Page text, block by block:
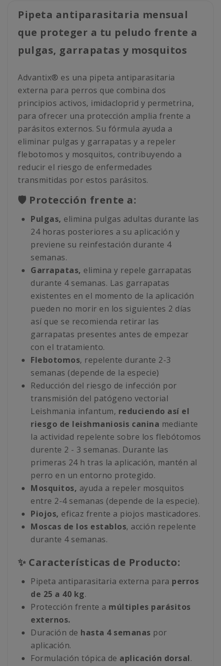
Pipeta antiparasitaria mensual
que proteger a tu peludo frente a
pulgas, garrapatas y mosquitos
Advantix® es una pipeta antiparasitaria
externa para perros que combina dos
principios activos, imidacloprid y permetrina,
para ofrecer una protección amplia frente a
parásitos externos. Su fórmula ayuda a
eliminar pulgas y garrapatas y a repeler
flebotomos y mosquitos, contribuyendo a
reducir el riesgo de enfermedades
transmitidas por estos parásitos.
🛡️ Protección frente a:
Pulgas, elimina pulgas adultas durante las
24 horas posteriores a su aplicación y
previene su reinfestación durante 4
semanas.
Garrapatas, elimina y repele garrapatas
durante 4 semanas. Las garrapatas
existentes en el momento de la aplicación
pueden no morir en los siguientes 2 días
así que se recomienda retirar las
garrapatas presentes antes de empezar
con el tratamiento.
Flebotomos, repelente durante 2-3
semanas (depende de la especie)
Reducción del riesgo de infección por
transmisión del patógeno vectorial
Leishmania infantum, reduciendo así el
riesgo de leishmaniosis canina mediante
la actividad repelente sobre los flebótomos
durente 2 - 3 semanas. Durante las
primeras 24 h tras la aplicación, mantén al
perro en un entorno protegido.
Mosquitos, ayuda a repeler mosquitos
entre 2-4 semanas (depende de la especie).
Piojos, eficaz frente a piojos masticadores.
Moscas de los establos, acción repelente
durante 4 semanas.
✨ Características de Producto:
Pipeta antiparasitaria externa para perros
de 25 a 40 kg.
Protección frente a múltiples parásitos
externos.
Duración de hasta 4 semanas por
aplicación.
Formulación tópica de aplicación dorsal.